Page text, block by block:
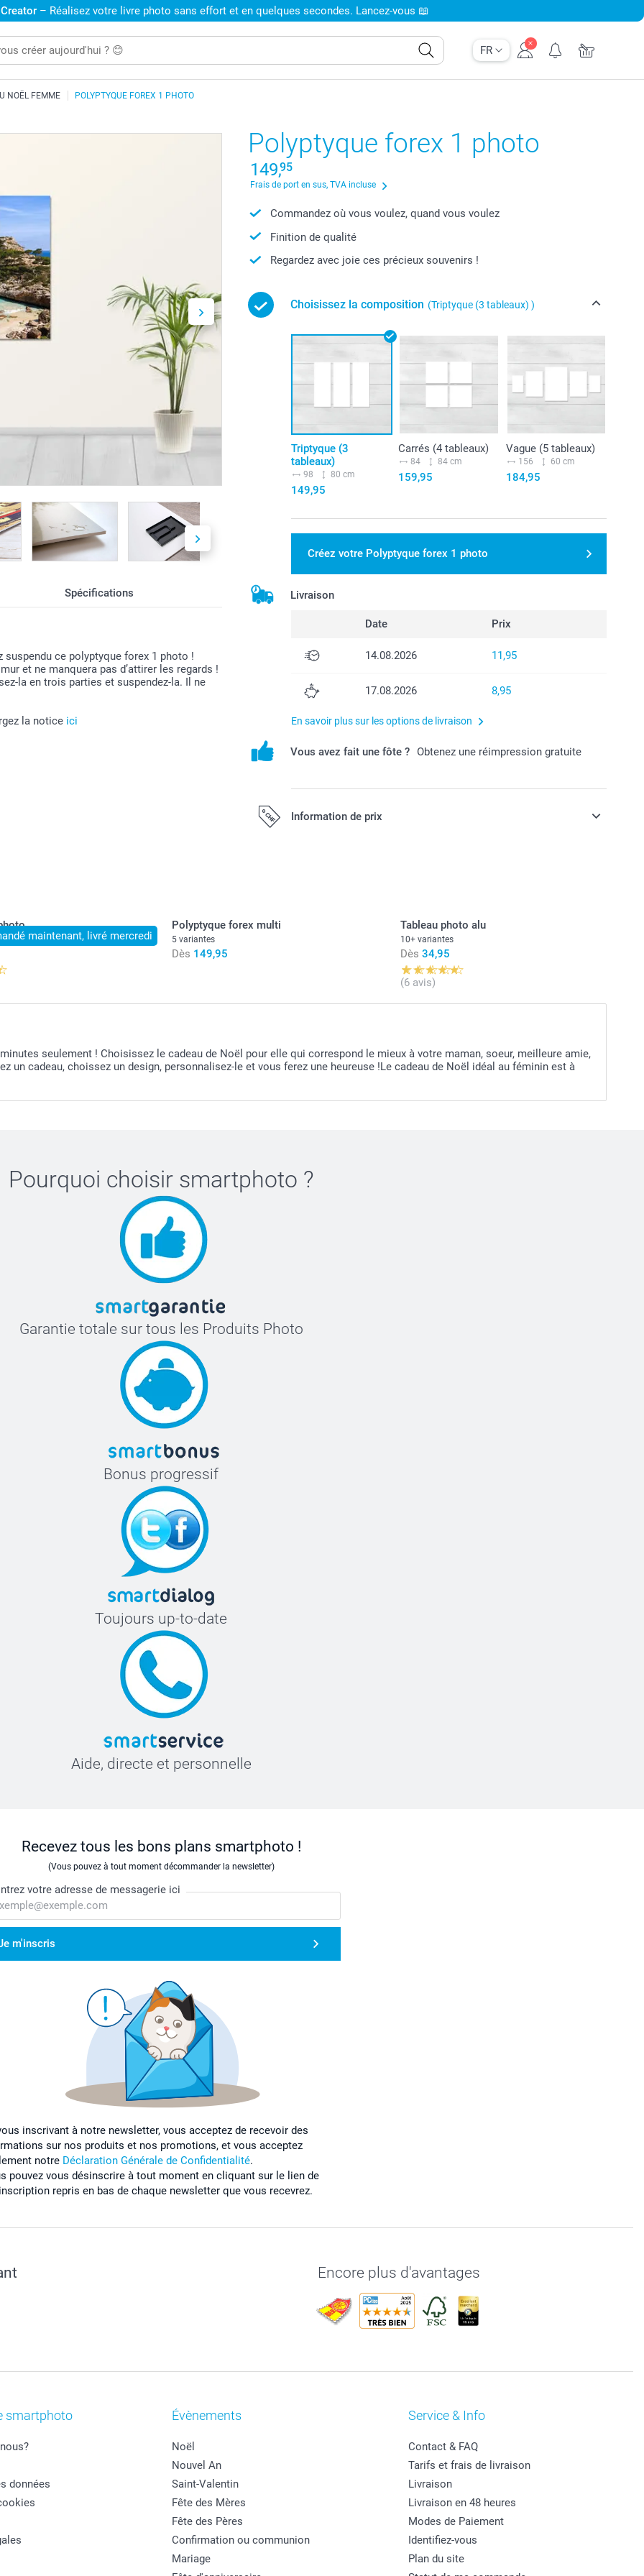
FR
– Réalisez votre livre photo sans effort et en quelques secondes. Lancez-vous 📖
NOËL FEMME POLYPTYQUE FOREX 1 PHOTO
Spécifications
ce polyptyque forex 1 photo !
et ne manquera pas d’attirer les regards !
la en trois parties et suspendez-la. Il ne
la notice ici
Polyptyque forex 1 photo
149,95
Frais de port en sus, TVA incluse
Commandez où vous voulez, quand vous voulez
Finition de qualité
Regardez avec joie ces précieux souvenirs !
Choisissez la composition (Triptyque (3 tableaux) )
Triptyque (3
tableaux)
98 80 cm
149,95
Carrés (4 tableaux)
84 84 cm
159,95
Vague (5 tableaux)
156 60 cm
184,95
Créez votre Polyptyque forex 1 photo
Livraison
Date Prix
14.08.2026 11,95
17.08.2026 8,95
En savoir plus sur les options de livraison
Vous avez fait une fôte ? Obtenez une réimpression gratuite
Information de prix
maintenant, livré mercredi
Polyptyque forex multi
5 variantes
Dès 149,95
Tableau photo alu
10+ variantes
Dès 34,95
(6 avis)
seulement ! Choisissez le cadeau de Noël pour elle qui correspond le mieux à votre maman, soeur, meilleure amie,
un cadeau, choissez un design, personnalisez-le et vous ferez une heureuse !Le cadeau de Noël idéal au féminin est à
Pourquoi choisir smartphoto ?
Garantie totale sur tous les Produits Photo
Bonus progressif
Toujours up-to-date
Aide, directe et personnelle
Recevez tous les bons plans smartphoto !
(Vous pouvez à tout moment décommander la newsletter)
votre adresse de messagerie ici
m'inscris
inscrivant à notre newsletter, vous acceptez de recevoir des
sur nos produits et nos promotions, et vous acceptez
notre Déclaration Générale de Confidentialité.
pouvez vous désinscrire à tout moment en cliquant sur le lien de
repris en bas de chaque newsletter que vous recevrez.
Encore plus d'avantages
smartphoto
données
Évènements
Noël
Nouvel An
Saint-Valentin
Fête des Mères
Fête des Pères
Confirmation ou communion
Mariage
Service & Info
Contact & FAQ
Tarifs et frais de livraison
Livraison
Livraison en 48 heures
Modes de Paiement
Identifiez-vous
Plan du site